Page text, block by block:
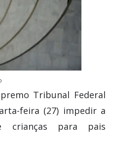
Tribunal Federal
feira (27) impedir a
crianças para pais